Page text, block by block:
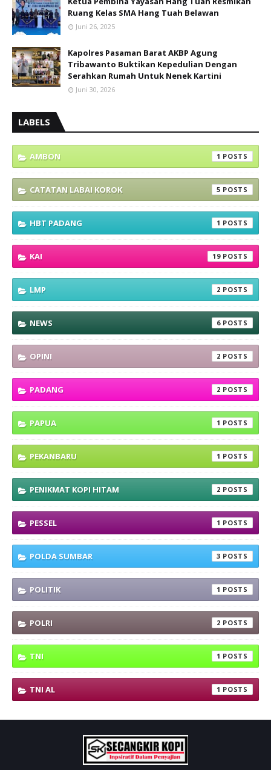
Ruang Kelas SMA Hang Tuah Belawan
Juni 26, 2025
Kapolres Pasaman Barat AKBP Agung
Tribawanto Buktikan Kepedulian Dengan
Serahkan Rumah Untuk Nenek Kartini
Juni 30, 2026
LABELS
AMBON 1
CATATAN LABAI KOROK 5
HBT PADANG 1
KAI 19
LMP 2
NEWS 6
OPINI 2
PADANG 2
PAPUA 1
PEKANBARU 1
PENIKMAT KOPI HITAM 2
PESSEL 1
POLDA SUMBAR 3
POLITIK 1
POLRI 2
TNI 1
TNI AL 1